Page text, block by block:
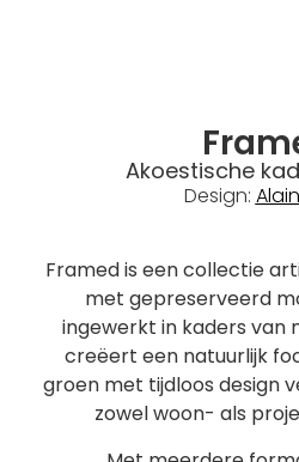
Akoestische
Design:
Framed is een collectie
met gepreserveerd
ingewerkt in kaders van
creëert een natuurlijk
groen met tijdloos design
zowel woon- als